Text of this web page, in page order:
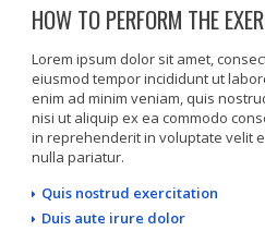
HOW TO PERFORM THE
Lorem ipsum dolor sit amet,
eiusmod tempor incididunt ut
enim ad minim veniam, quis
nisi ut aliquip ex ea commodo
in reprehenderit in voluptate velit
nulla pariatur.
Quis nostrud exercitation
Duis aute irure dolor